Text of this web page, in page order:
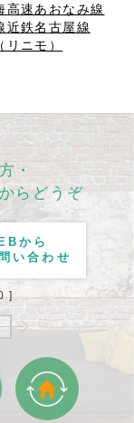
高速あおなみ線
近鉄名古屋線
ニモ）
・
らどうぞ
から
い合わせ
]